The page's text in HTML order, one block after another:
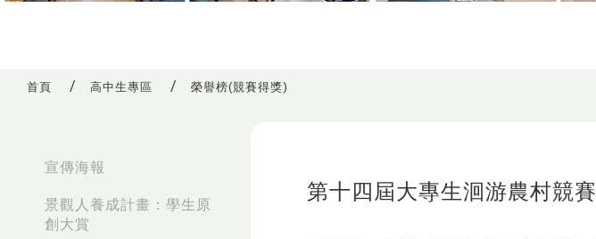
首頁 高中生專區 榮譽榜(競賽得獎)
宣傳海報
景觀人養成計畫：學生原
創大賞
第十四屆大專生洄游農村競賽